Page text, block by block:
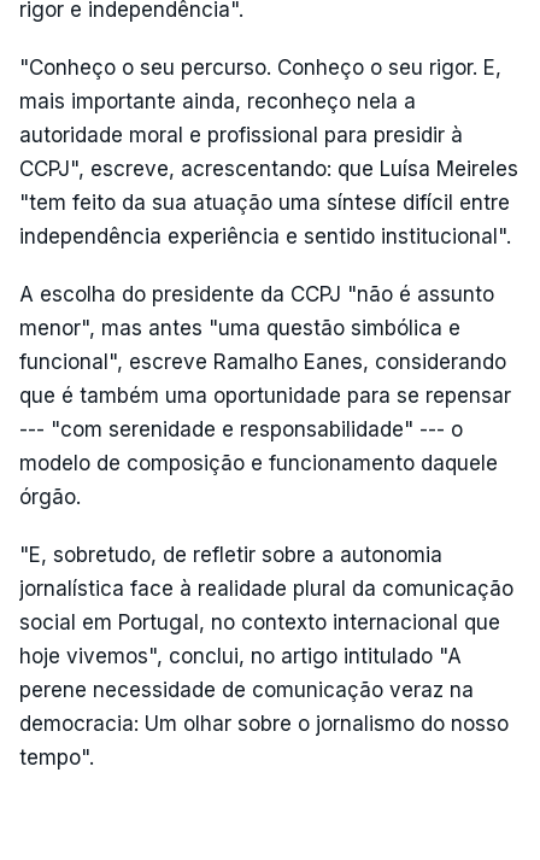
rigor e independência".
"Conheço o seu percurso. Conheço o seu rigor. E,
mais importante ainda, reconheço nela a
autoridade moral e profissional para presidir à
CCPJ", escreve, acrescentando: que Luísa Meireles
"tem feito da sua atuação uma síntese difícil entre
independência experiência e sentido institucional".
A escolha do presidente da CCPJ "não é assunto
menor", mas antes "uma questão simbólica e
funcional", escreve Ramalho Eanes, considerando
que é também uma oportunidade para se repensar
--- "com serenidade e responsabilidade" --- o
modelo de composição e funcionamento daquele
órgão.
"E, sobretudo, de refletir sobre a autonomia
jornalística face à realidade plural da comunicação
social em Portugal, no contexto internacional que
hoje vivemos", conclui, no artigo intitulado "A
perene necessidade de comunicação veraz na
democracia: Um olhar sobre o jornalismo do nosso
tempo".